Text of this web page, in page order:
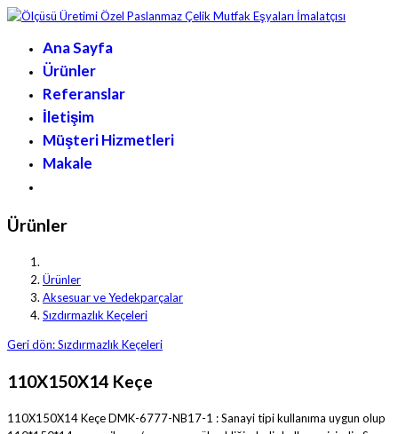
Ana Sayfa
Ürünler
Referanslar
İletişim
Müşteri Hizmetleri
Makale
Ürünler
Ürünler
Aksesuar ve Yedekparçalar
Sızdırmazlık Keçeleri
Geri dön: Sızdırmazlık Keçeleri
110X150X14 Keçe
110X150X14 Keçe DMK-6777-NB17-1 : Sanayi tipi kullanıma uygun olup